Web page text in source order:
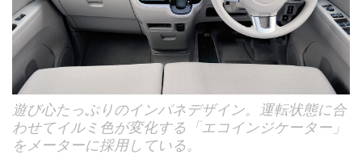
遊び心たっぷりのインパネデザイン。運転状態に合
わせてイルミ色が変化する「エコインジケーター」
をメーターに採用している。